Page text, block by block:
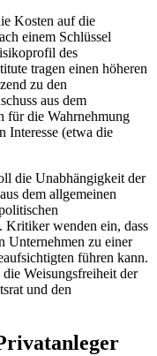
Kosten auf die
einem Schlüssel
des
tragen einen höheren
zu den
aus dem
für die Wahrnehmung
Interesse (etwa die
die Unabhängigkeit der
dem allgemeinen
Kritiker wenden ein, dass
Unternehmen zu einer
führen kann.
Weisungsfreiheit der
und den